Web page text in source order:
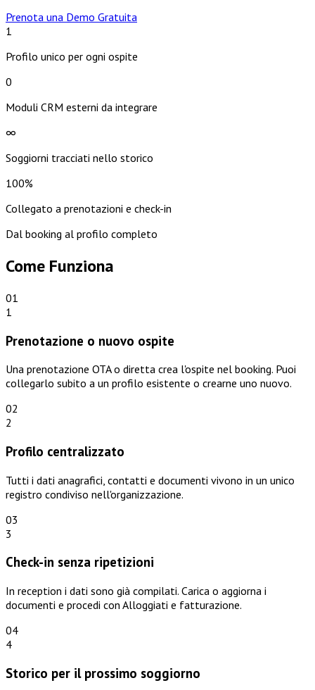
Prenota una Demo Gratuita
1
Profilo unico per ogni ospite
0
Moduli CRM esterni da integrare
∞
Soggiorni tracciati nello storico
100%
Collegato a prenotazioni e check-in
Dal booking al profilo completo
Come Funziona
01
1
Prenotazione o nuovo ospite
Una prenotazione OTA o diretta crea l'ospite nel booking. Puoi
collegarlo subito a un profilo esistente o crearne uno nuovo.
02
2
Profilo centralizzato
Tutti i dati anagrafici, contatti e documenti vivono in un unico
registro condiviso nell'organizzazione.
03
3
Check-in senza ripetizioni
In reception i dati sono già compilati. Carica o aggiorna i
documenti e procedi con Alloggiati e fatturazione.
04
4
Storico per il prossimo soggiorno